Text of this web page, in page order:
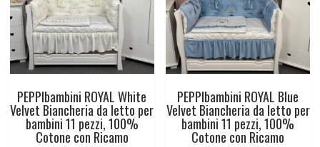
PEPPIbambini ROYAL White
Velvet Biancheria da letto per
bambini 11 pezzi, 100%
Cotone con Ricamo
PEPPIbambini ROYAL Blue
Velvet Biancheria da letto per
bambini 11 pezzi, 100%
Cotone con Ricamo